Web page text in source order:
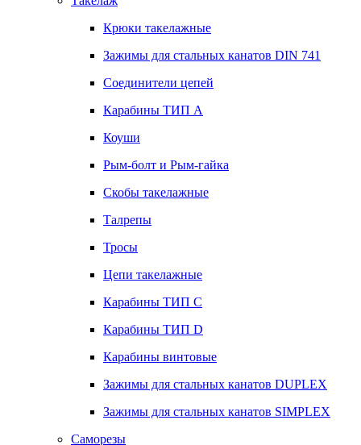
Крюки такелажные
Зажимы для стальных канатов DIN 741
Соединители цепей
Карабины ТИП А
Коуши
Рым-болт и Рым-гайка
Скобы такелажные
Талрепы
Тросы
Цепи такелажные
Карабины ТИП C
Карабины ТИП D
Карабины винтовые
Зажимы для стальных канатов DUPLEX
Зажимы для стальных канатов SIMPLEX
Саморезы